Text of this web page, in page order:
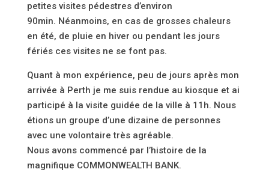
petites visites pédestres d’environ
90min. Néanmoins, en cas de grosses chaleurs
en été, de pluie en hiver ou pendant les jours
fériés ces visites ne se font pas.
Quant à mon expérience, peu de jours après mon
arrivée à Perth je me suis rendue au kiosque et ai
participé à la visite guidée de la ville à 11h. Nous
étions un groupe d’une dizaine de personnes
avec une volontaire très agréable.
Nous avons commencé par l’histoire de la
magnifique COMMONWEALTH BANK.